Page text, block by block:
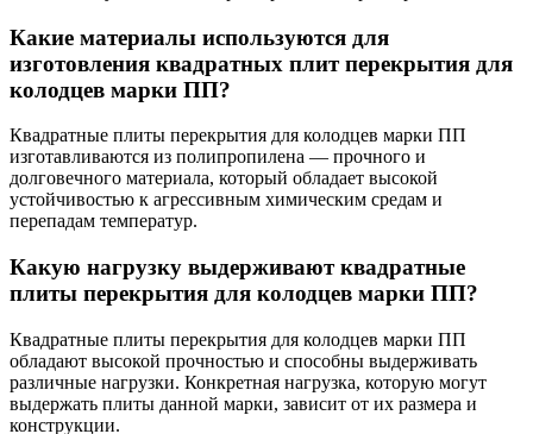
Какие материалы используются для
изготовления квадратных плит перекрытия для
колодцев марки ПП?
Квадратные плиты перекрытия для колодцев марки ПП
изготавливаются из полипропилена — прочного и
долговечного материала, который обладает высокой
устойчивостью к агрессивным химическим средам и
перепадам температур.
Какую нагрузку выдерживают квадратные
плиты перекрытия для колодцев марки ПП?
Квадратные плиты перекрытия для колодцев марки ПП
обладают высокой прочностью и способны выдерживать
различные нагрузки. Конкретная нагрузка, которую могут
выдержать плиты данной марки, зависит от их размера и
конструкции.